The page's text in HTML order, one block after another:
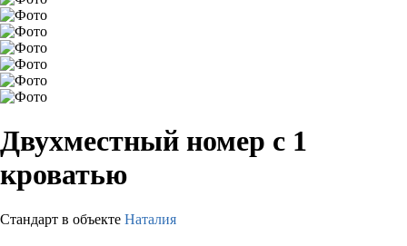
Двухместный номер с 1
кроватью
Стандарт в объекте Наталия